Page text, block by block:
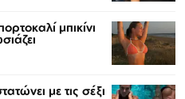
μπικίνι
με τις σέξι